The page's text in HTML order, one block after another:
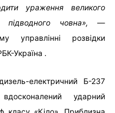
ураження великого
човна», —
управлінні розвідки
Україна .
електричний Б-237
ударний